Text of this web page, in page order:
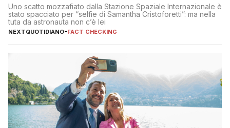
Uno scatto mozzafiato dalla Stazione Spaziale Internazionale è
stato spacciato per “selfie di Samantha Cristoforetti”: ma nella
tuta da astronauta non c’è lei
NEXTQUOTIDIANO-FACT CHECKING